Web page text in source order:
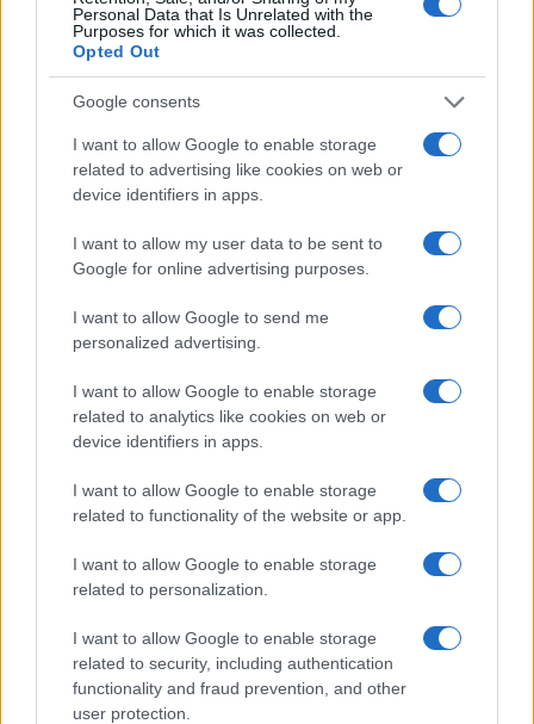
Personal Data that Is Unrelated with the
Purposes for which it was collected.
Opted Out
Google consents
I want to allow Google to enable storage
related to advertising like cookies on web or
device identifiers in apps.
I want to allow my user data to be sent to
Google for online advertising purposes.
I want to allow Google to send me
personalized advertising.
I want to allow Google to enable storage
related to analytics like cookies on web or
device identifiers in apps.
I want to allow Google to enable storage
related to functionality of the website or app.
I want to allow Google to enable storage
related to personalization.
I want to allow Google to enable storage
related to security, including authentication
functionality and fraud prevention, and other
user protection.
mecsetet támadták, akkor senki
nem emelte fel a szavát a
pusztítás ellen.”
Erdogan bejelentése szerint az átalakítására
a Törökországban március 31-re kitűzött
helyhatósági választásokat követően
kerülhet sor majd — derül ki az MTI írásából.